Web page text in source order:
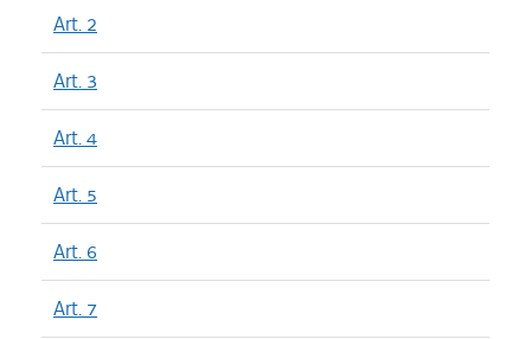
Art. 2
Art. 3
Art. 4
Art. 5
Art. 6
Art. 7